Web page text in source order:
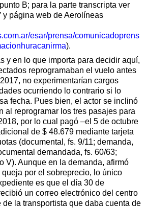
B; para la parte transcripta ver
y página web de Aerolíneas
esar/prensa/comunicadoprens
).
y en lo que importa para decidir aquí,
reprogramaban el vuelo antes
no experimentarían cargos
ocurriendo lo contrario si lo
fecha. Pues bien, el actor se inclinó
al reprogramar los tres pasajes para
por lo cual pagó –el 5 de octubre
de $ 48.679 mediante tarjeta
(documental, fs. 9/11; demanda,
demandada, fs. 60/63;
V). Aunque en la demanda, afirmó
por el sobreprecio, lo único
es que el día 30 de
un correo electrónico del centro
la transportista que daba cuenta de